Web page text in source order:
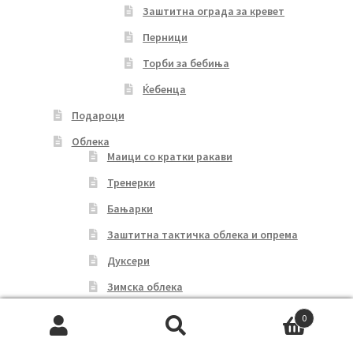
Заштитна ограда за кревет
Перници
Торби за бебиња
Ќебенца
Подароци
Облека
Маици со кратки ракави
Тренерки
Бањарки
Заштитна тактичка облека и опрема
Дуксери
Зимска облека
0